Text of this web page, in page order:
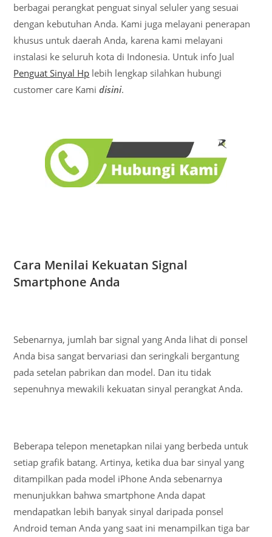
berbagai perangkat penguat sinyal seluler yang sesuai
dengan kebutuhan Anda. Kami juga melayani penerapan
khusus untuk daerah Anda, karena kami melayani
instalasi ke seluruh kota di Indonesia. Untuk info Jual
Penguat Sinyal Hp lebih lengkap silahkan hubungi
customer care Kamidisini.
Cara Menilai Kekuatan Signal
Smartphone Anda
Sebenarnya, jumlah bar signal yang Anda lihat di ponsel
Anda bisa sangat bervariasi dan seringkali bergantung
pada setelan pabrikan dan model. Dan itu tidak
sepenuhnya mewakili kekuatan sinyal perangkat Anda.
Beberapa telepon menetapkan nilai yang berbeda untuk
setiap grafik batang. Artinya, ketika dua bar sinyal yang
ditampilkan pada model iPhone Anda sebenarnya
menunjukkan bahwa smartphone Anda dapat
mendapatkan lebih banyak sinyal daripada ponsel
Android teman Anda yang saat ini menampilkan tiga bar